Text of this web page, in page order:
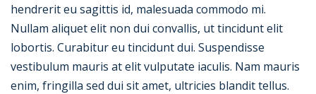
hendrerit eu sagittis id, malesuada commodo mi.
Nullam aliquet elit non dui convallis, ut tincidunt elit
lobortis. Curabitur eu tincidunt dui. Suspendisse
vestibulum mauris at elit vulputate iaculis. Nam mauris
enim, fringilla sed dui sit amet, ultricies blandit tellus.